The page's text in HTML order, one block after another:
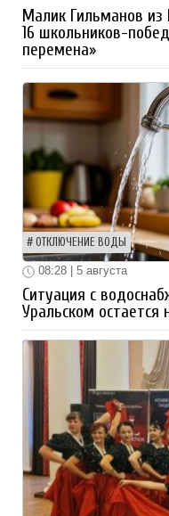
Малик Гильманов из
16 школьников-
перемена»
ОТКЛЮЧЕНИЕ ВОДЫ
08:28 | 5 августа
Ситуация с
Уральском остается